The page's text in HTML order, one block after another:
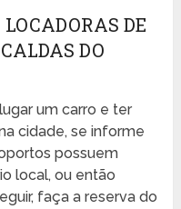
DE
DO
um carro e ter
cidade, se informe
possuem
local, ou então
faça a reserva do